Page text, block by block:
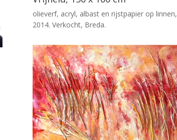
olieverf, acryl, albast en rijstpapier op linnen,
2014. Verkocht, Breda.